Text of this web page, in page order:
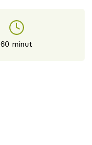
60 minut